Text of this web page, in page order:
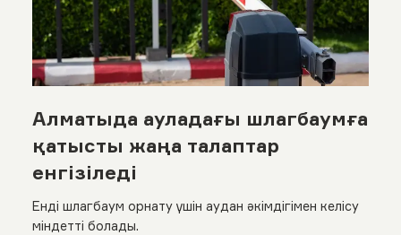
Алматыда ауладағы шлагбаумға
қатысты жаңа талаптар
енгізіледі
Енді шлагбаум орнату үшін аудан әкімдігімен келісу
міндетті болады.